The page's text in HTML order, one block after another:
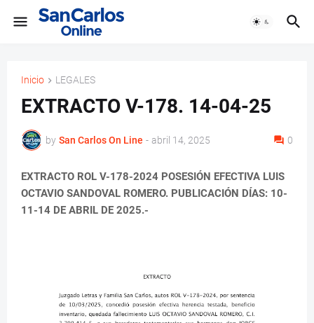
Inicio LEGALES
EXTRACTO V-178. 14-04-25
by San Carlos On Line - abril 14, 2025 0
EXTRACTO ROL V-178-2024 POSESIÓN EFECTIVA LUIS
OCTAVIO SANDOVAL ROMERO. PUBLICACIÓN DÍAS: 10-
11-14 DE ABRIL DE 2025.-